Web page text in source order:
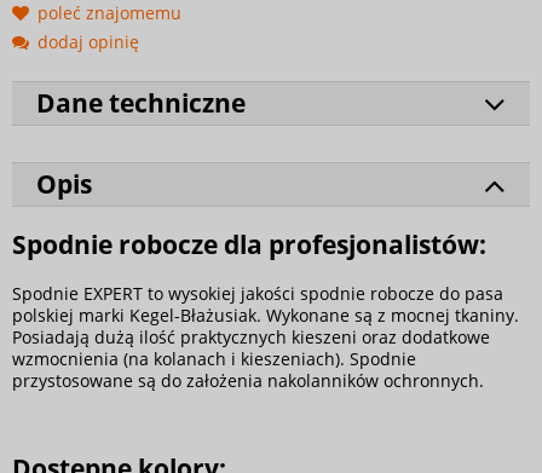
poleć znajomemu
dodaj opinię
Dane techniczne
Opis
Spodnie robocze dla profesjonalistów:
Spodnie EXPERT to wysokiej jakości spodnie robocze do pasa
polskiej marki Kegel-Błażusiak. Wykonane są z mocnej tkaniny.
Posiadają dużą ilość praktycznych kieszeni oraz dodatkowe
wzmocnienia (na kolanach i kieszeniach). Spodnie
przystosowane są do założenia nakolanników ochronnych.